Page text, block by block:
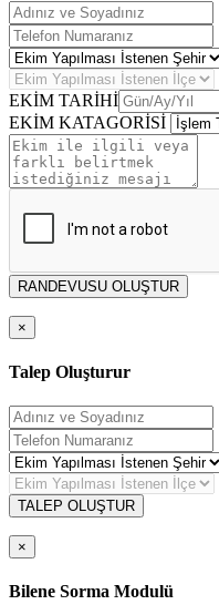
EKİM TARİHİ
EKİM KATAGORİSİ
RANDEVUSU OLUŞTUR
×
Talep Oluşturur
TALEP OLUŞTUR
×
Bilene Sorma Modulü